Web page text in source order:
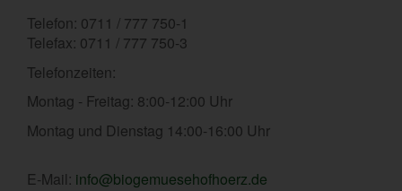
Telefon: 0711 / 777 750-1
Telefax: 0711 / 777 750-3
Telefonzeiten:
Montag - Freitag: 8:00-12:00 Uhr
Montag und Dienstag 14:00-16:00 Uhr
E-Mail: info@biogemuesehofhoerz.de